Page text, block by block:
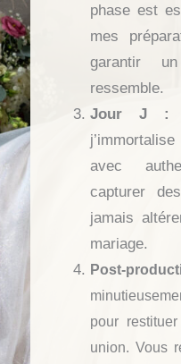
phase est
mes
garantir
ressemble.
Jour J :
avec
capturer
jamais
mariage.
Post-
pour
union. Vous